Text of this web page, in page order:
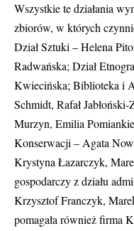
Wszystkie te działania
zbiorów, w których
Dział Sztuki – Helena
Radwańska; Dział
Kwiecińska; Biblioteka i
Schmidt, Rafał
Murzyn, Emilia
Konserwacji – Agata
Krystyna Łazarczyk,
gospodarczy z działu
Krzysztof Franczyk,
pomagała również firma